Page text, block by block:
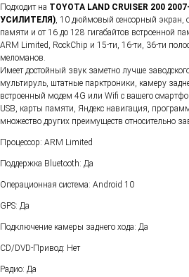
Подходит на TOYOTA LAND CRUISER 200
УСИЛИТЕЛЯ) , 10 дюймовый сенсорный экран,
памяти и от 16 до 128 гигабайтов встроенной
ARM Limited, RockChip и 15-ти, 16-ти, 36-ти
меломанов.
Имеет достойный звук заметно лучше
мультируль, штатные парктроники, камеру
встроенный модем 4G или Wifi с вашего
USB, карты памяти, Яндекс навигация,
множество других преимуществ относительно
Процессор: ARM Limited
Поддержка Bluetooth: Да
Операционная система: Android 10
GPS: Да
Подключение камеры заднего хода: Да
CD/DVD-Привод: Нет
Радио: Да